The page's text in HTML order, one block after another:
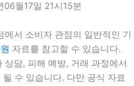
월17일 21시15분
서 소비자 관점의 일반적인 기
자료를 참고할 수 있습니다.
담, 피해 예방, 거래 과정에서
수 있습니다. 다만 공식 자료